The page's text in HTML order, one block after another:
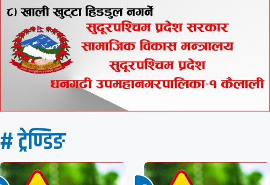
# ट्रेण्डिङ